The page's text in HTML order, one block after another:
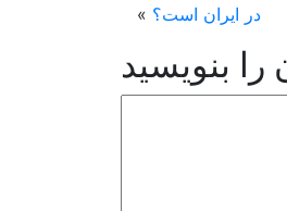
در ایران است؟ »
را بنویسید